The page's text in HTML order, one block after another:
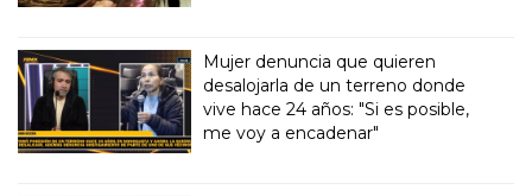
Mujer denuncia que quieren
desalojarla de un terreno donde
vive hace 24 años: "Si es posible,
me voy a encadenar"